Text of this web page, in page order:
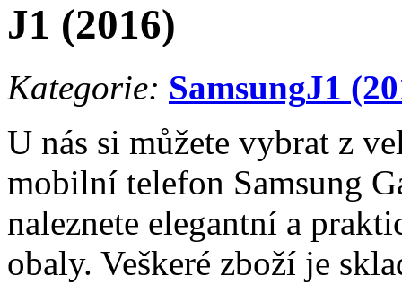
J1 (2016)
Kategorie: SamsungJ1
U nás si můžete vybrat z
mobilní telefon Samsung
naleznete elegantní a
obaly. Veškeré zboží je